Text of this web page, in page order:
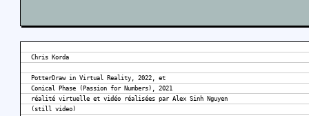
Chris Korda
PotterDraw in Virtual Reality, 2022, et
Conical Phase (Passion for Numbers), 2021
réalité virtuelle et vidéo réalisées par Alex Sinh Nguyen
(still video)